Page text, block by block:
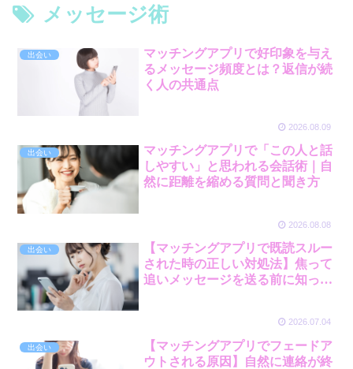
メッセージ術
出会い
マッチングアプリで好印象を与え
るメッセージ頻度とは？返信が続
く人の共通点
2026.08.09
出会い
マッチングアプリで「この人と話
しやすい」と思われる会話術｜自
然に距離を縮める質問と聞き方
2026.08.08
出会い
【マッチングアプリで既読スルー
された時の正しい対処法】焦って
追いメッセージを送る前に知って
2026.07.04
出会い
【マッチングアプリでフェードア
ウトされる原因】自然に連絡が終